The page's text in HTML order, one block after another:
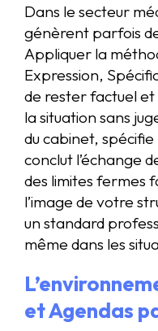
Dans le secteur
génèrent parfois
Appliquer la
Expression,
de rester factuel
la situation sans
du cabinet,
conclut l’échange
des limites fermes
l’image de votre
un standard
même dans les
et Agendas